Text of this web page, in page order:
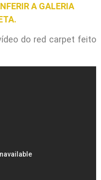
A GALERIA
do red carpet feito